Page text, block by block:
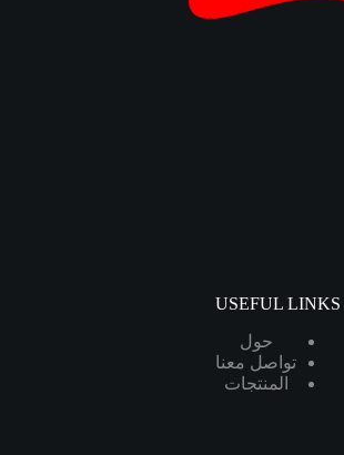
USEFUL LINKS
حول
تواصل معنا
المنتجات